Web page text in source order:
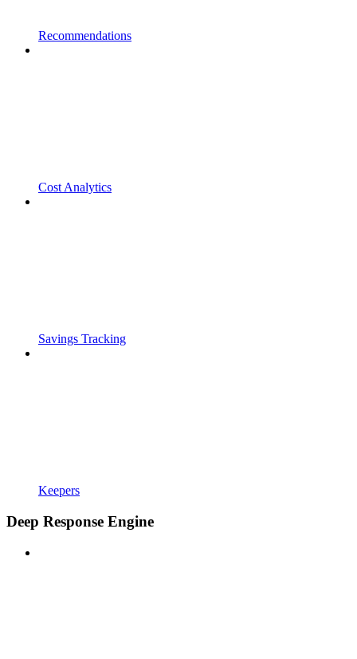
Recommendations
Cost Analytics
Savings Tracking
Keepers
Deep Response Engine